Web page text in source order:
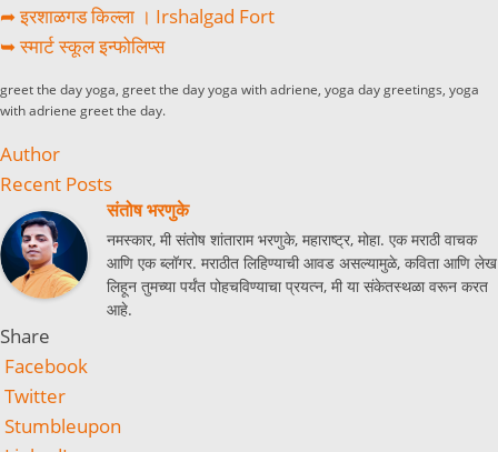
➦ इरशाळगड किल्ला । Irshalgad Fort
➥ स्मार्ट स्कूल इन्फोलिप्स
greet the day yoga, greet the day yoga with adriene, yoga day greetings, yoga
with adriene greet the day.
Author
Recent Posts
संतोष भरणुके
नमस्कार, मी संतोष शांताराम भरणुके, महाराष्ट्र, मोहा. एक मराठी वाचक
आणि एक ब्लॉगर. मराठीत लिहिण्याची आवड असल्यामुळे, कविता आणि लेख
लिहून तुमच्या पर्यंत पोहचविण्याचा प्रयत्न, मी या संकेतस्थळा वरून करत
आहे.
Share
Facebook
Twitter
Stumbleupon